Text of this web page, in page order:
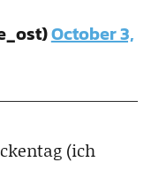
October 3,
(ich